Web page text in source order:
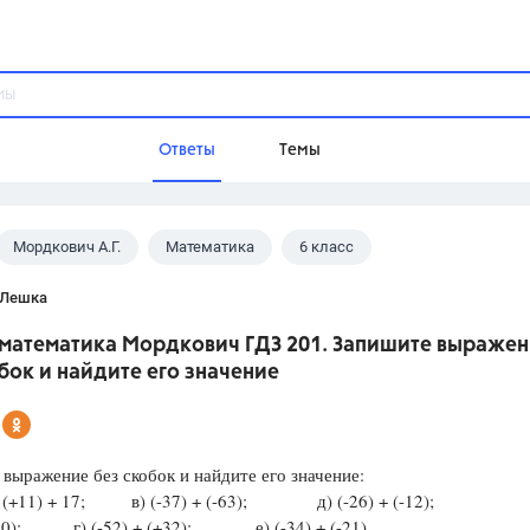
Ответы Темы
Домашнее задание
Школа
Разумовская М.М., Габриелян
Мордкович А.Г. Математика 6 класс
математика Мордкович ГДЗ 201. Запишите
и найдите его значение
без скобок и найдите его значение:
+ 17; в) (-37) + (-63); д) (-26) + (-12);